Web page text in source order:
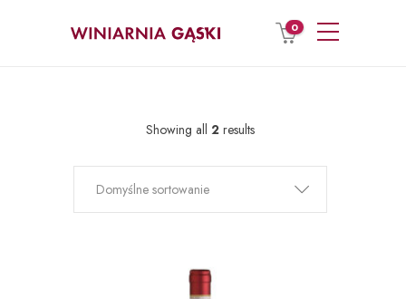
0
Showing all 2 results
Domyślne sortowanie